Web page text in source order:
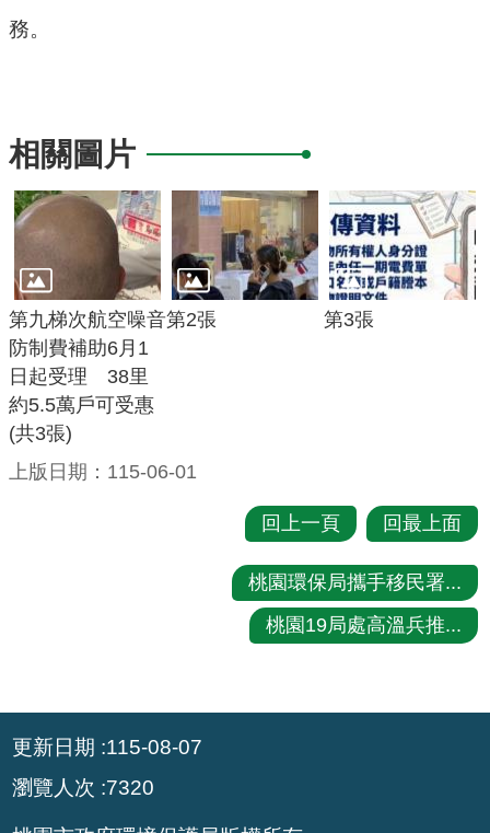
E
i
s
h
私
權
政
策
網
站
安
料
開
務。
相關圖片
第九梯次航空噪音
防制費補助6月1
日起受理 38里
約5.5萬戶可受惠
(共3張)
第2張 第3張
上版日期：115-06-01
回上一頁 回最上面
桃園環保局攜手移民署...
桃園19局處高溫兵推...
更新日期 115-08-07
瀏覽人次 7320